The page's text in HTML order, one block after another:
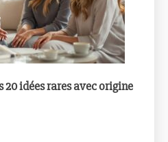
20 idées rares avec origine